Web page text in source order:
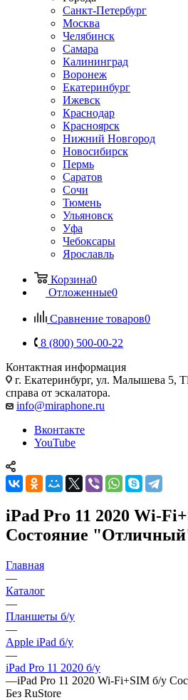
Санкт-Петербург
Москва
Челябинск
Самара
Калининград
Воронеж
Екатеринбург
Ижевск
Краснодар
Красноярск
Нижний Новгород
Новосибирск
Пермь
Саратов
Сочи
Тюмень
Ульяновск
Уфа
Чебоксары
Ярославль
Корзина0
Отложенные0
Сравнение товаров0
8 (800) 500-00-22
Контактная информация
г. Екатеринбург, ул. Малышева 5,
справа от эскалатора.
info@miraphone.ru
Вконтакте
YouTube
iPad Pro 11 2020 Wi-
Состояние
Главная
—
Каталог
—
Планшеты б/у
—
Apple iPad б/у
—
iPad Pro 11 2020 б/у
—iPad Pro 11 2020 Wi-Fi+SIM б/у
Без RuStore